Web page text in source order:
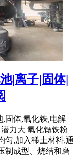
|离子|固体|
,固体,氧化铁,电解
力大 氧化锶铁粉
匀,加入稀土材料,通
制成型、烧结和磨